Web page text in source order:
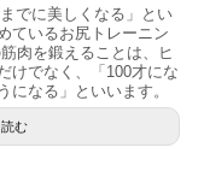
でに美しくなる」とい
ているお尻トレーニン
肉を鍛えることは、ヒ
けでなく、「100才にな
になる」といいます。
む